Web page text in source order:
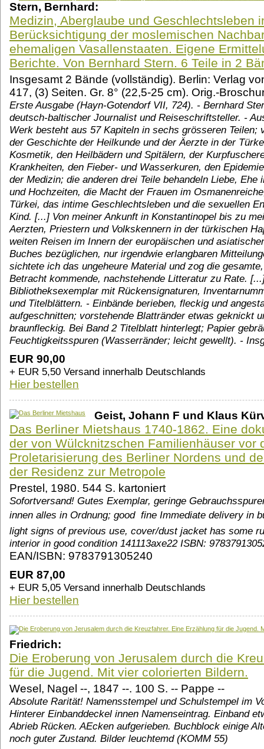
Stern, Bernhard:
Medizin, Aberglaube und Geschlechtsleben
Berücksichtigung der moslemischen
ehemaligen Vasallenstaaten. Eigene
Berichte. Von Bernhard Stern. 6 Teile in 2
Insgesamt 2 Bände (vollständig). Berlin: Verlag
417, (3) Seiten. Gr. 8° (22,5-25 cm). Orig.-
Erste Ausgabe (Hayn-Gotendorf VII, 724). - Bernhard
deutsch-baltischer Journalist und Reiseschriftsteller. -
Werk besteht aus 57 Kapiteln in sechs grösseren Teilen;
der Geschichte der Heilkunde und der Äerzte in der
Kosmetik, den Heilbädern und Spitälern, der
Krankheiten, den Fieber- und Wasserkuren, den
der Medizin; die anderen drei Teile behandeln Liebe,
und Hochzeiten, die Macht der Frauen im
Türkei, das intime Geschlechtsleben und die sexuellen
Kind. [...] Von meiner Ankunft in Konstantinopel bis zu
Aerzten, Priestern und Volkskennern in der türkischen
weiten Reisen im Innern der europäischen und
Buches bezüglichen, nur irgendwie erlangbaren
sichtete ich das ungeheure Material und zog die
Betracht kommende, nachstehende Litteratur zu Rate.
Bibliotheksexemplar mit Rückensignaturen,
und Titelblättern. - Einbände berieben, fleckig und
aufgeschnitten; vorstehende Blattränder etwas geknickt
braunfleckig. Bei Band 2 Titelblatt hinterlegt; Papier
Feuchtigkeitsspuren (Wasserränder; leicht gewellt). -
EUR 90,00
+ EUR 5,50 Versand innerhalb Deutschlands
Hier bestellen
Geist, Johann F und Klaus
Das Berliner Mietshaus 1740-1862. Eine
der von Wülcknitzschen Familienhäuser vor
Proletarisierung des Berliner Nordens und
der Residenz zur Metropole
Prestel, 1980. 544 S. kartoniert
Sofortversand! Gutes Exemplar, geringe
innen alles in Ordnung; good  fine Immediate delivery in
light signs of previous use, cover/dust jacket has some
interior in good condition 141113axe22 ISBN:
EAN/ISBN: 9783791305240
EUR 87,00
+ EUR 5,05 Versand innerhalb Deutschlands
Hier bestellen
Friedrich:
Die Eroberung von Jerusalem durch die
für die Jugend. Mit vier colorierten Bildern.
Wesel, Nagel --, 1847 --. 100 S. -- Pappe --
Absolute Rarität! Namensstempel und Schulstempel im
Hinterer Einbanddeckel innen Namenseintrag. Einband
Abrieb Rücken. AEcken aufgerieben. Buchblock einige
noch guter Zustand. Bilder leuchtemd (KOMM 55)